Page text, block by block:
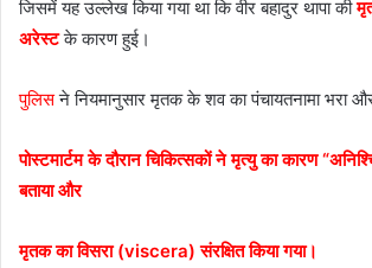
जिसमें यह उल्लेख किया गया था कि वीर बहादुर थापा की
अरेस्टके कारण हुई।
पुलिसने नियमानुसार मृतक के शव का पंचायतनामा भरा और
पोस्टमार्टम के दौरान चिकित्सकों ने मृत्यु का कारण
बताया और
मृतक का विसरा (viscera) संरक्षित किया गया।